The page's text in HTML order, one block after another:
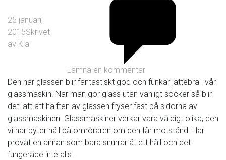
25 januari,
2015Skrivet
av Kia
Lämna en kommentar
Den här glassen blir fantastiskt god och funkar jättebra i vår
glassmaskin. När man gör glass utan vanligt socker så blir
det lätt att hälften av glassen fryser fast på sidorna av
glassmaskinen. Glassmaskiner verkar vara väldigt olika, den
vi har byter håll på omröraren om den får motstånd. Har
provat en annan som bara snurrar åt ett håll och det
fungerade inte alls.